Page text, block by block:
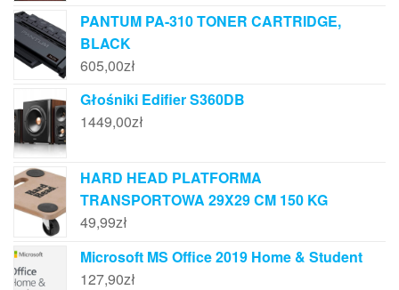
PANTUM PA-310 TONER CARTRIDGE,
BLACK
605,00zł
Głośniki Edifier S360DB
1449,00zł
HARD HEAD PLATFORMA
TRANSPORTOWA 29X29 CM 150 KG
49,99zł
Microsoft MS Office 2019 Home & Student
127,90zł